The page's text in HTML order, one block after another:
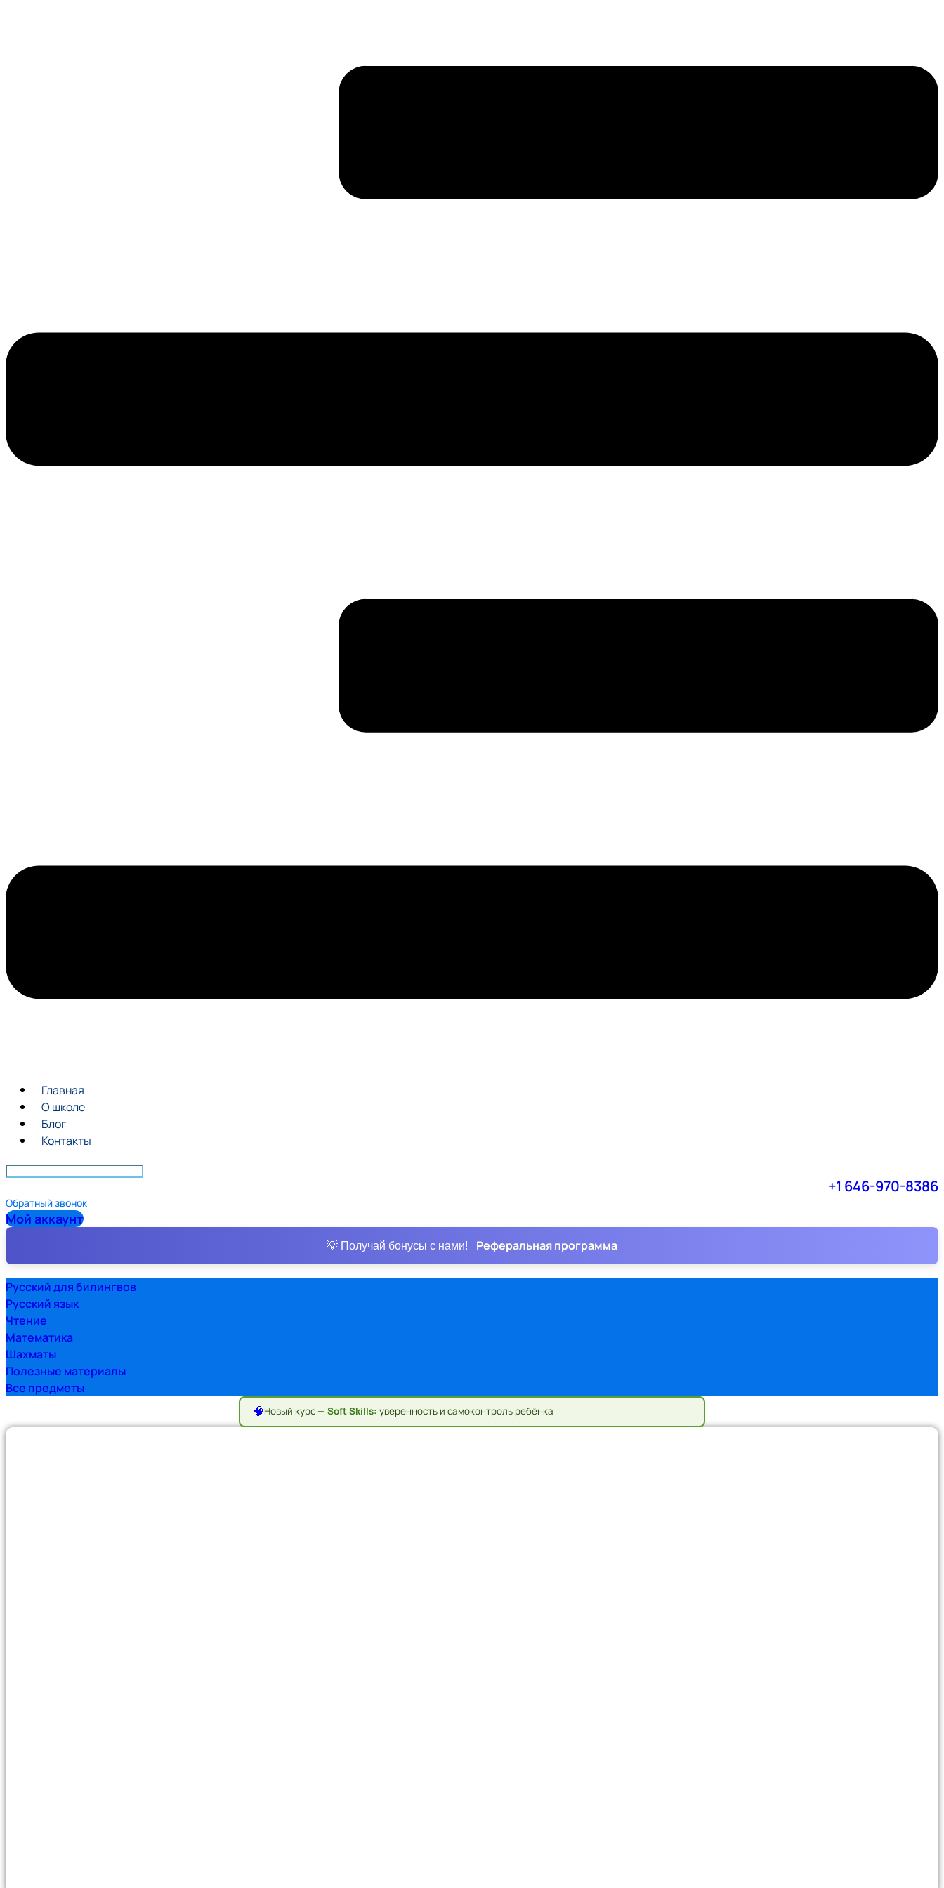
Главная
О школе
Блог
Контакты
+1 646-970-8386
Обратный звонок
Мой аккаунт
💡 Получай бонусы с нами! Реферальная программа
Русский для билингвов
Русский язык
Чтение
Математика
Шахматы
Полезные материалы
Все предметы
🧠Новый курс — Soft Skills: уверенность и самоконтроль ребёнка